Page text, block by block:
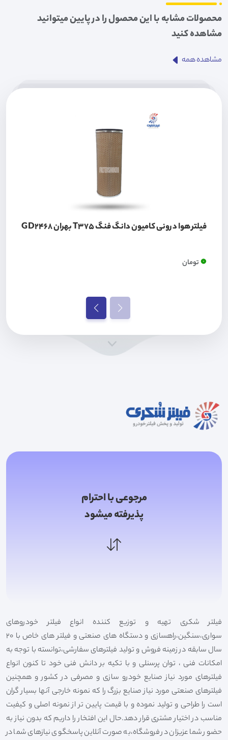
محصولات مشابه با این محصول را در پایین میتوانید
مشاهده کنید
مشاهده همه
فیلتر هوا درونی کامیون دانگ فنگ T375 بهران GD2468
0تومان
مرجوعی با احترام
پذیرفته میشود
فیلتر شکری تهیه و توزیع کننده انواع فیلتر خودروهای
سواری،سنگین،راهسازی و دستگاه های صنعتی و فیلتر های خاص با 20
سال سابقه در زمینه فروش و تولید فیلترهای سفارشی،توانسته با توجه به
امکانات فنی ، توان پرسنلی و با تکیه بر دانش فنی خود تا کنون انواع
فیلترهای مورد نیاز صنایع خودرو سازی و مصرفی در کشور و همچنین
فیلترهای صنعتی مورد نیاز صنایع بزرگ را که نمونه خارجی آنها بسیار گران
است را طراحی و تولید نموده و با قیمت پایین تر از نمونه اصلی و کیفیت
مناسب در اختیار مشتری قرار دهد.حال این افتخار را داریم که بدون نیاز به
حضور شما عزیزان در فروشگاه،به صورت آنلاین پاسخگوی نیازهای شما در